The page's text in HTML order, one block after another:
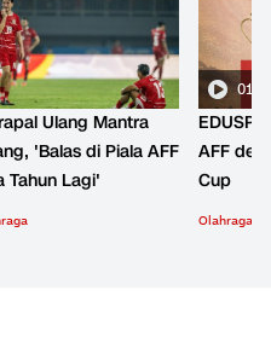
Ulang Mantra
'Balas di Piala AFF
Tahun Lagi'
AFF
Cup
Olahraga